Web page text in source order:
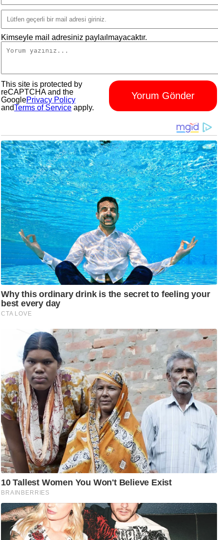
Kimseyle mail adresiniz paylaılmayacaktır.
Yorum Gönder
This site is protected by
reCAPTCHA and the
GooglePrivacy Policy
andTerms of Service apply.